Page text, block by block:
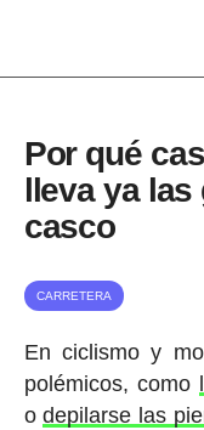
Por qué
lleva ya las
casco
CARRETERA
En ciclismo y
polémicos, como
odepilarse las